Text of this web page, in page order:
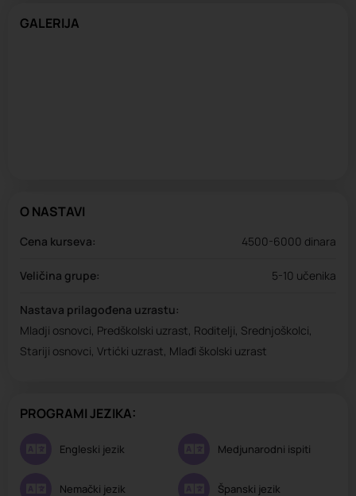
GALERIJA
O NASTAVI
Cena kurseva: 4500-6000 dinara
Veličina grupe: 5-10 učenika
Nastava prilagođena uzrastu:
Mladji osnovci, Predškolski uzrast, Roditelji, Srednjoškolci,
Stariji osnovci, Vrtićki uzrast, Mlađi školski uzrast
PROGRAMI JEZIKA:
Engleski jezik Medjunarodni ispiti
Nemački jezik Španski jezik